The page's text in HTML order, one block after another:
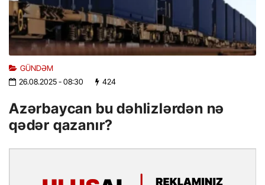
GÜNDƏM
26.08.2025- 08:30 424
Azərbaycan bu dəhlizlərdən nə
qədər qazanır?